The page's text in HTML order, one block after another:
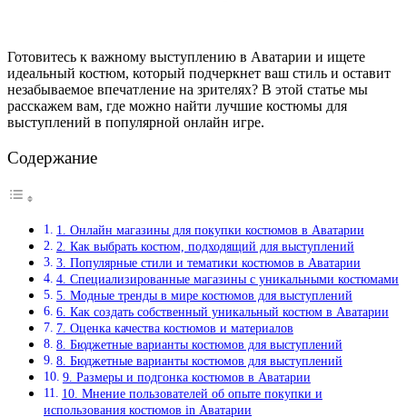
Готовитесь к важному выступлению в Аватарии и ищете
идеальный костюм, который подчеркнет ваш стиль и оставит
незабываемое впечатление на зрителях? В этой статье мы
расскажем вам, где можно найти лучшие костюмы для
выступлений в популярной онлайн игре.
Содержание
1. Онлайн магазины для покупки костюмов в Аватарии
2. Как выбрать костюм, подходящий для выступлений
3. Популярные стили и тематики костюмов в Аватарии
4. Специализированные магазины с уникальными костюмами
5. Модные тренды в мире костюмов для выступлений
6. Как создать собственный уникальный костюм в Аватарии
7. Оценка качества костюмов и материалов
8. Бюджетные варианты костюмов для выступлений
8. Бюджетные варианты костюмов для выступлений
9. Размеры и подгонка костюмов в Аватарии
10. Мнение пользователей об опыте покупки и
использования костюмов in Аватарии